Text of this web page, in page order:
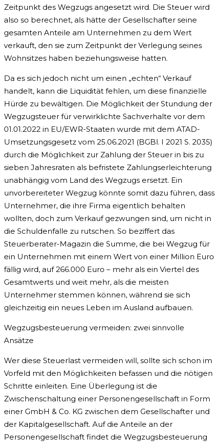
Zeitpunkt des Wegzugs angesetzt wird. Die Steuer wird
also so berechnet, als hätte der Gesellschafter seine
gesamten Anteile am Unternehmen zu dem Wert
verkauft, den sie zum Zeitpunkt der Verlegung seines
Wohnsitzes haben beziehungsweise hatten.
Da es sich jedoch nicht um einen „echten“ Verkauf
handelt, kann die Liquidität fehlen, um diese finanzielle
Hürde zu bewältigen. Die Möglichkeit der Stundung der
Wegzugsteuer für verwirklichte Sachverhalte vor dem
01.01.2022 in EU/EWR-Staaten wurde mit dem ATAD-
Umsetzungsgesetz vom 25.06.2021 (BGBl. I 2021 S. 2035)
durch die Möglichkeit zur Zahlung der Steuer in bis zu
sieben Jahresraten als befristete Zahlungserleichterung
unabhängig vom Land des Wegzugs ersetzt. Ein
unvorbereiteter Wegzug könnte somit dazu führen, dass
Unternehmer, die ihre Firma eigentlich behalten
wollten, doch zum Verkauf gezwungen sind, um nicht in
die Schuldenfalle zu rutschen. So beziffert das
Steuerberater-Magazin die Summe, die bei Wegzug für
ein Unternehmen mit einem Wert von einer Million Euro
fällig wird, auf 266.000 Euro – mehr als ein Viertel des
Gesamtwerts und weit mehr, als die meisten
Unternehmer stemmen können, während sie sich
gleichzeitig ein neues Leben im Ausland aufbauen.
Wegzugsbesteuerung vermeiden: zwei sinnvolle
Ansätze
Wer diese Steuerlast vermeiden will, sollte sich schon im
Vorfeld mit den Möglichkeiten befassen und die nötigen
Schritte einleiten. Eine Überlegung ist die
Zwischenschaltung einer Personengesellschaft in Form
einer GmbH & Co. KG zwischen dem Gesellschafter und
der Kapitalgesellschaft. Auf die Anteile an der
Personengesellschaft findet die Wegzugsbesteuerung